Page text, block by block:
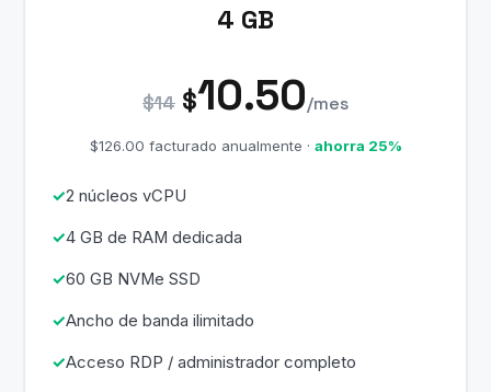
4 GB
$14 $10.50/mes
$126.00 facturado anualmente · ahorra 25%
2 núcleos vCPU
4 GB de RAM dedicada
60 GB NVMe SSD
Ancho de banda ilimitado
Acceso RDP / administrador completo